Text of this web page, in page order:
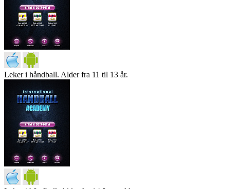
Leker i håndball. Alder fra 11 til 13 år.